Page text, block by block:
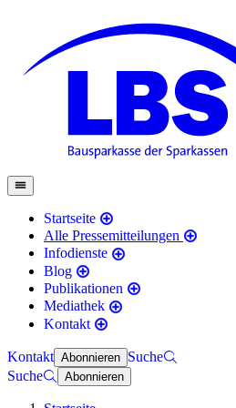
Startseite
Alle Pressemitteilungen
Infodienste
Blog
Publikationen
Mediathek
Kontakt
Kontakt Abonnieren Suche
Suche
Abonnieren